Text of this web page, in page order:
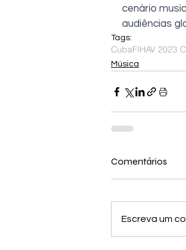
cenário
audiências
Tags:
CubaFIHAV 2023
Música
Comentários
Escreva um